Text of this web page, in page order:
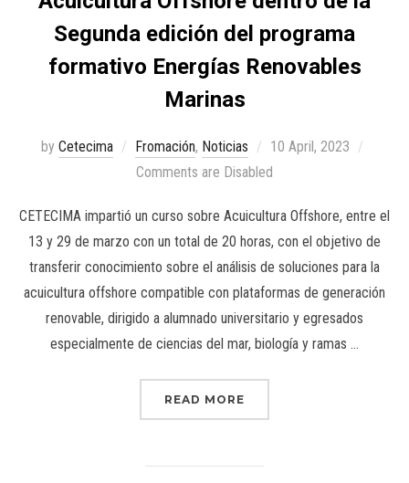
Segunda edición del programa
formativo Energías Renovables
Marinas
by Cetecima Fromación, Noticias
10 April, 2023
Comments are Disabled
CETECIMA impartió un curso sobre Acuicultura Offshore, entre el
13 y 29 de marzo con un total de 20 horas, con el objetivo de
transferir conocimiento sobre el análisis de soluciones para la
acuicultura offshore compatible con plataformas de generación
renovable, dirigido a alumnado universitario y egresados
especialmente de ciencias del mar, biología y ramas …
READ MORE